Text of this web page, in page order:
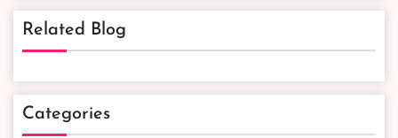
Related Blog
Categories